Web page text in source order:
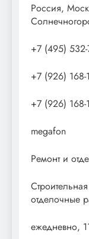
Россия,
+7 (495)
+7 (926) 168-
+7 (926) 168-
megafon
Ремонт и
отделочные
ежедневно,